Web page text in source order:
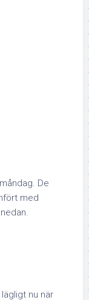
De
med
nu när